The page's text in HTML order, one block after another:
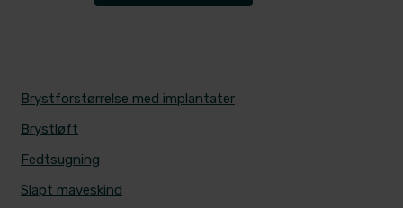
Brystforstørrelse med implantater
Brystløft
Fedtsugning
Slapt maveskind